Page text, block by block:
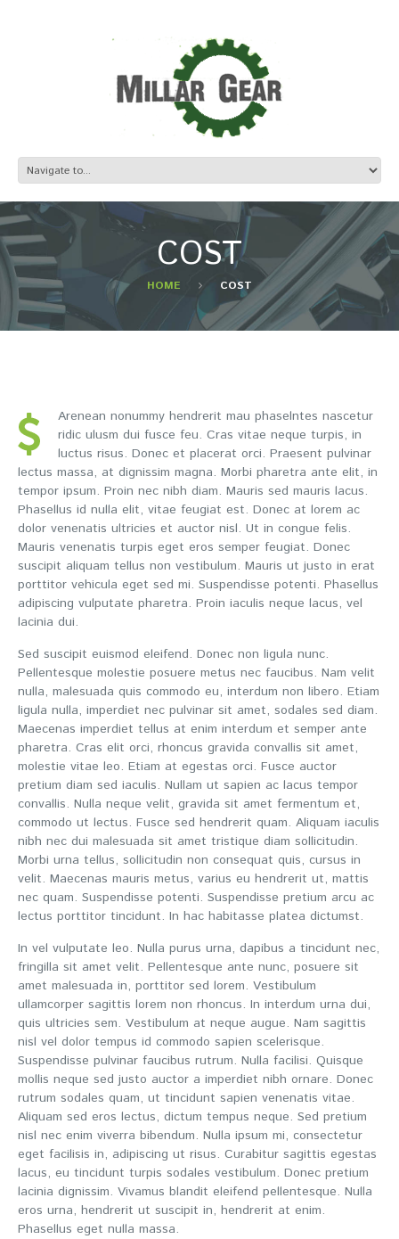
COST
HOME COST
Arenean nonummy hendrerit mau phaselntes nascetur
ridic ulusm dui fusce feu. Cras vitae neque turpis, in
luctus risus. Donec et placerat orci. Praesent pulvinar
lectus massa, at dignissim magna. Morbi pharetra ante elit, in
tempor ipsum. Proin nec nibh diam. Mauris sed mauris lacus.
Phasellus id nulla elit, vitae feugiat est. Donec at lorem ac
dolor venenatis ultricies et auctor nisl. Ut in congue felis.
Mauris venenatis turpis eget eros semper feugiat. Donec
suscipit aliquam tellus non vestibulum. Mauris ut justo in erat
porttitor vehicula eget sed mi. Suspendisse potenti. Phasellus
adipiscing vulputate pharetra. Proin iaculis neque lacus, vel
lacinia dui.
Sed suscipit euismod eleifend. Donec non ligula nunc.
Pellentesque molestie posuere metus nec faucibus. Nam velit
nulla, malesuada quis commodo eu, interdum non libero. Etiam
ligula nulla, imperdiet nec pulvinar sit amet, sodales sed diam.
Maecenas imperdiet tellus at enim interdum et semper ante
pharetra. Cras elit orci, rhoncus gravida convallis sit amet,
molestie vitae leo. Etiam at egestas orci. Fusce auctor
pretium diam sed iaculis. Nullam ut sapien ac lacus tempor
convallis. Nulla neque velit, gravida sit amet fermentum et,
commodo ut lectus. Fusce sed hendrerit quam. Aliquam iaculis
nibh nec dui malesuada sit amet tristique diam sollicitudin.
Morbi urna tellus, sollicitudin non consequat quis, cursus in
velit. Maecenas mauris metus, varius eu hendrerit ut, mattis
nec quam. Suspendisse potenti. Suspendisse pretium arcu ac
lectus porttitor tincidunt. In hac habitasse platea dictumst.
In vel vulputate leo. Nulla purus urna, dapibus a tincidunt nec,
fringilla sit amet velit. Pellentesque ante nunc, posuere sit
amet malesuada in, porttitor sed lorem. Vestibulum
ullamcorper sagittis lorem non rhoncus. In interdum urna dui,
quis ultricies sem. Vestibulum at neque augue. Nam sagittis
nisl vel dolor tempus id commodo sapien scelerisque.
Suspendisse pulvinar faucibus rutrum. Nulla facilisi. Quisque
mollis neque sed justo auctor a imperdiet nibh ornare. Donec
rutrum sodales quam, ut tincidunt sapien venenatis vitae.
Aliquam sed eros lectus, dictum tempus neque. Sed pretium
nisl nec enim viverra bibendum. Nulla ipsum mi, consectetur
eget facilisis in, adipiscing ut risus. Curabitur sagittis egestas
lacus, eu tincidunt turpis sodales vestibulum. Donec pretium
lacinia dignissim. Vivamus blandit eleifend pellentesque. Nulla
eros urna, hendrerit ut suscipit in, hendrerit at enim.
Phasellus eget nulla massa.